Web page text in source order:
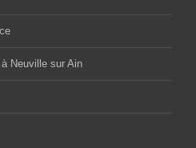
Neuville sur Ain